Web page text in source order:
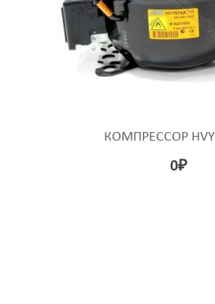
КОМПРЕССОР HVY
0₽